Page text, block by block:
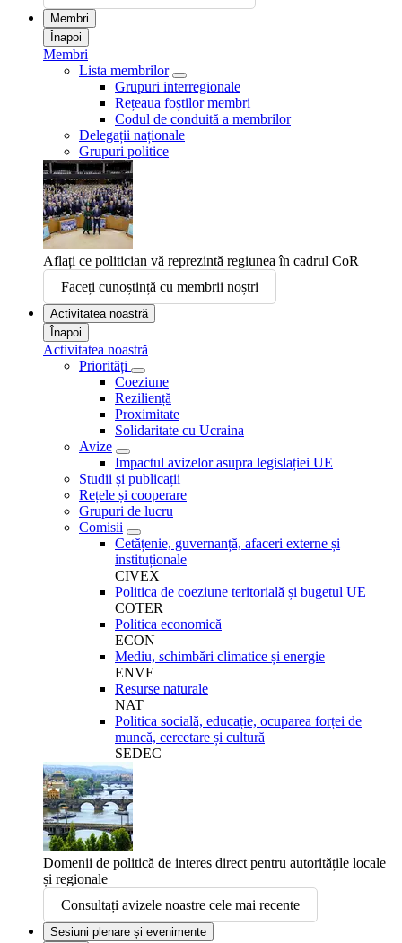
Membri
Înapoi
Membri
Lista membrilor
Grupuri interregionale
Rețeaua foștilor membri
Codul de conduită a membrilor
Delegații naționale
Grupuri politice
Aflați ce politician vă reprezintă regiunea în cadrul CoR
Faceți cunoștință cu membrii noștri
Activitatea noastră
Înapoi
Activitatea noastră
Priorități
Coeziune
Reziliență
Proximitate
Solidaritate cu Ucraina
Avize
Impactul avizelor asupra legislației UE
Studii și publicații
Rețele și cooperare
Grupuri de lucru
Comisii
Cetățenie, guvernanță, afaceri externe și
instituționale
CIVEX
Politica de coeziune teritorială și bugetul UE
COTER
Politica economică
ECON
Mediu, schimbări climatice și energie
ENVE
Resurse naturale
NAT
Politica socială, educație, ocuparea forței de
muncă, cercetare și cultură
SEDEC
Domenii de politică de interes direct pentru autoritățile locale
și regionale
Consultați avizele noastre cele mai recente
Sesiuni plenare și evenimente